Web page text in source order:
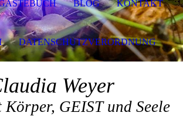
Weyer
GEIST und Seele
BLOG KONTAKT
DATENSCHUTZVERORDNUNG